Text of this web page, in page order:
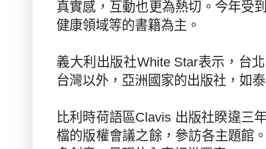
真實感，互動也更為熱切。今年受
健康領域等的書籍為主。
義大利出版社White Star表示，台
台灣以外，亞洲國家的出版社，如
比利時荷語區Clavis 出版社睽違三
檔的版權會議之餘，參訪各主題館